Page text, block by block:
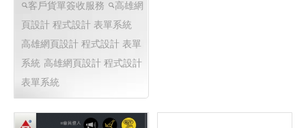
客戶貨單簽收服務
高雄網
頁設計 程式設計 表單系統
高雄網頁設計 程式設計 表單
系統 高雄網頁設計 程式設計
表單系統